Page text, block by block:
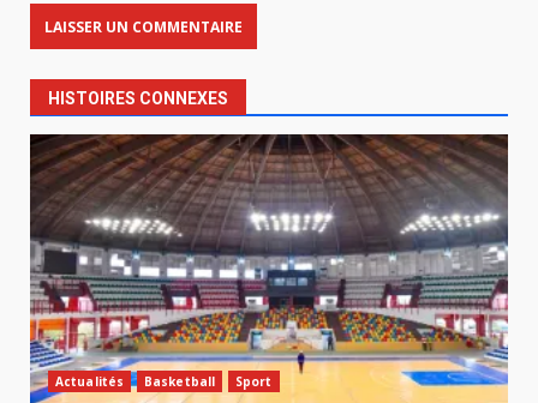
HISTOIRES CONNEXES
Actualités Basketball Sport